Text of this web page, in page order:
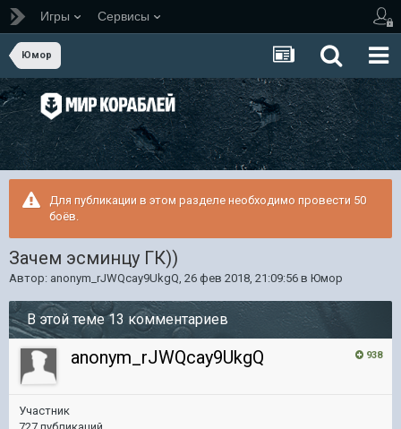
Игры Сервисы
Юмор
Для публикации в этом разделе необходимо провести 50
боёв.
Зачем эсминцу ГК))
Автор: anonym_rJWQcay9UkgQ, 26 фев 2018, 21:09:56 в Юмор
В этой теме 13 комментариев
938
anonym_rJWQcay9UkgQ
Участник